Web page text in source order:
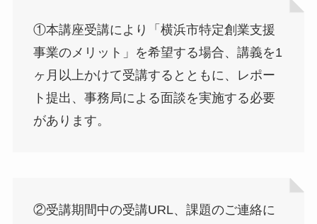
①本講座受講により「横浜市特定創業支援
事業のメリット」を希望する場合、講義を1
ヶ月以上かけて受講するとともに、レポー
ト提出、事務局による面談を実施する必要
があります。
②受講期間中の受講URL、課題のご連絡に